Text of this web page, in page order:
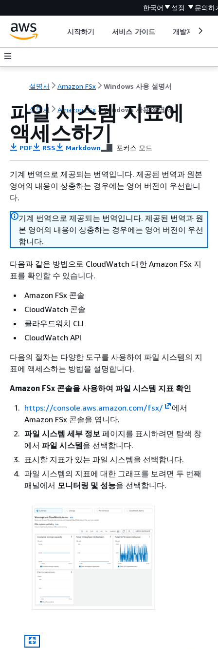
한국어 설정 문의하
시작하기 서비스 가이드 개발자 도구
설명서 Amazon FSx Windows 사용 설명서
설명서 Amazon FSx Windows 사용 설명서
파일 시스템 지표에
액세스하기
PDF RSS Markdown 포커스 모드
기계 번역으로 제공되는 번역입니다. 제공된 번역과 원본
영어의 내용이 상충하는 경우에는 영어 버전이 우선합니
다.
기계 번역으로 제공되는 번역입니다. 제공된 번역과 원
본 영어의 내용이 상충하는 경우에는 영어 버전이 우선
합니다.
다음과 같은 방법으로 CloudWatch 대한 Amazon FSx 지
표를 확인할 수 있습니다.
Amazon FSx 콘솔
CloudWatch 콘솔
클라우드워치 CLI
CloudWatch API
다음의 절차는 다양한 도구를 사용하여 파일 시스템의 지
표에 액세스하는 방법을 설명합니다.
Amazon FSx 콘솔을 사용하여 파일 시스템 지표 확인
https://console.aws.amazon.com/fsx/
에서
Amazon FSx 콘솔을 엽니다.
파일 시스템 세부 정보 페이지를 표시하려면 탐색 창
에서 파일 시스템을 선택합니다.
표시할 지표가 있는 파일 시스템을 선택합니다.
파일 시스템의 지표에 대한 그래프를 보려면 두 번째
패널에서 모니터링 및 성능을 선택합니다.